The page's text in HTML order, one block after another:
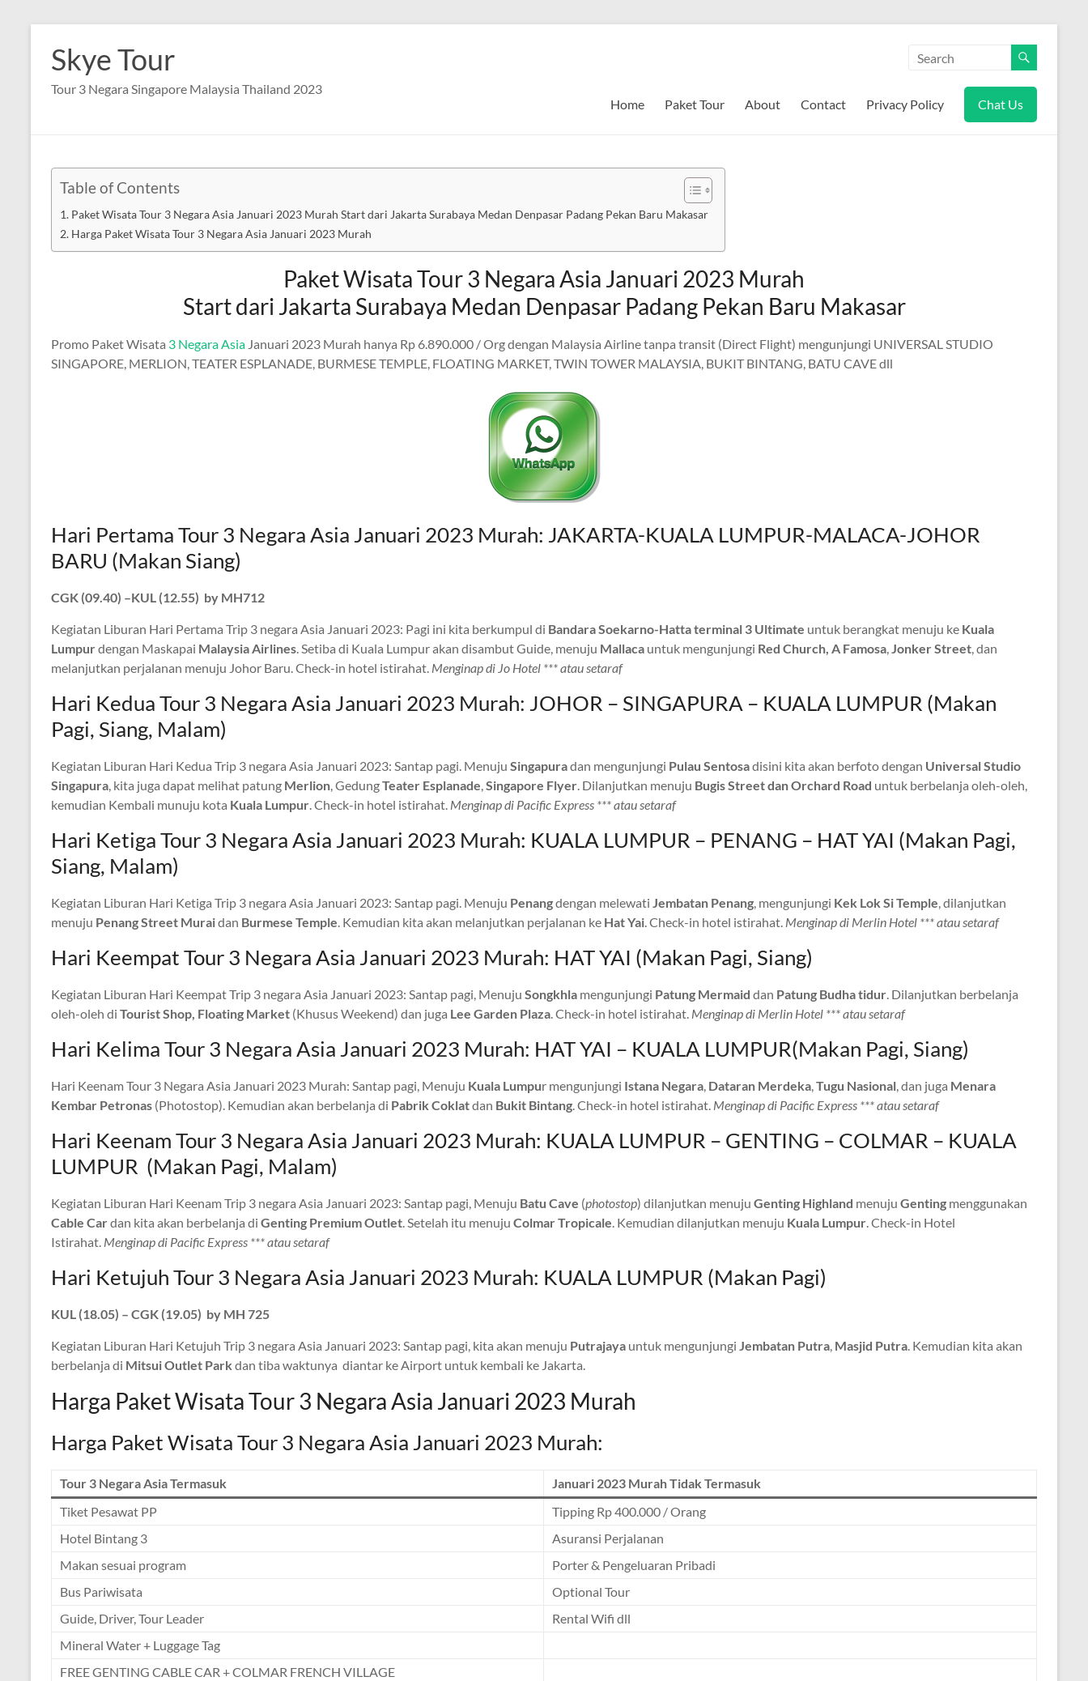
content
Skye Tour
Tour 3 Negara Singapore Malaysia Thailand 2023
Home
Paket Tour About Contact Privacy Policy Chat Us
Table of Contents
Paket Wisata Tour 3 Negara Asia Januari 2023 Murah Start dari Jakarta Surabaya Medan Denpasar Padang Pekan Baru Makasar
Harga Paket Wisata Tour 3 Negara Asia Januari 2023 Murah
Paket Wisata Tour 3 Negara Asia Januari 2023 Murah
Start dari Jakarta Surabaya Medan Denpasar Padang Pekan Baru Makasar
Promo Paket Wisata 3 Negara Asia Januari 2023 Murah hanya Rp 6.890.000 / Org dengan Malaysia Airline tanpa transit (Direct Flight) mengunjungi UNIVERSAL STUDIO
SINGAPORE, MERLION, TEATER ESPLANADE, BURMESE TEMPLE, FLOATING MARKET, TWIN TOWER MALAYSIA, BUKIT BINTANG, BATU CAVE dll
Hari Pertama Tour 3 Negara Asia Januari 2023 Murah: JAKARTA-KUALA LUMPUR-MALACA-JOHOR
BARU (Makan Siang)
CGK (09.40) –KUL (12.55) by MH712
Kegiatan Liburan Hari Pertama Trip 3 negara Asia Januari 2023: Pagi ini kita berkumpul di Bandara Soekarno-Hatta terminal 3 Ultimate untuk berangkat menuju ke Kuala
Lumpurdengan Maskapai Malaysia Airlines. Setiba di Kuala Lumpur akan disambut Guide, menuju Mallaca untuk mengunjungi Red Church, A Famosa,Jonker Street, dan
melanjutkan perjalanan menuju Johor Baru. Check-in hotel istirahat. Menginap di Jo Hotel *** atau setaraf
Hari Kedua Tour 3 Negara Asia Januari 2023 Murah: JOHOR – SINGAPURA – KUALA LUMPUR (Makan
Pagi, Siang, Malam)
Kegiatan Liburan Hari Kedua Trip 3 negara Asia Januari 2023: Santap pagi. Menuju Singapuradan mengunjungi Pulau Sentosadisini kita akan berfoto dengan Universal Studio
Singapura, kita juga dapat melihat patung Merlion, GedungTeater Esplanade,Singapore Flyer. Dilanjutkan menuju Bugis Streetdan Orchard Road untuk berbelanja oleh-oleh,
kemudian Kembali munuju kota Kuala Lumpur. Check-in hotel istirahat. Menginap di Pacific Express *** atau setaraf
Hari Ketiga Tour 3 Negara Asia Januari 2023 Murah: KUALA LUMPUR – PENANG – HAT YAI (Makan Pagi,
Siang, Malam)
Kegiatan Liburan Hari Ketiga Trip 3 negara Asia Januari 2023: Santap pagi. Menuju Penangdengan melewati Jembatan Penang, mengunjungi Kek Lok Si Temple, dilanjutkan
menuju Penang Street Muraidan Burmese Temple. Kemudian kita akan melanjutkan perjalanan ke Hat Yai. Check-in hotel istirahat. Menginap di Merlin Hotel *** atau setaraf
Hari Keempat Tour 3 Negara Asia Januari 2023 Murah: HAT YAI (Makan Pagi, Siang)
Kegiatan Liburan Hari Keempat Trip 3 negara Asia Januari 2023: Santap pagi, Menuju Songkhla mengunjungi Patung Mermaid dan Patung Budha tidur. Dilanjutkan berbelanja
oleh-oleh di Tourist Shop, Floating Market (Khusus Weekend) dan juga Lee Garden Plaza. Check-in hotel istirahat. Menginap di Merlin Hotel *** atau setaraf
Hari Kelima Tour 3 Negara Asia Januari 2023 Murah: HAT YAI – KUALA LUMPUR(Makan Pagi, Siang)
Hari Keenam Tour 3 Negara Asia Januari 2023 Murah: Santap pagi, Menuju Kuala Lumpur mengunjungi Istana Negara, Dataran Merdeka,Tugu Nasional, dan juga Menara
Kembar Petronas (Photostop). Kemudian akan berbelanja di Pabrik Coklatdan Bukit Bintang. Check-in hotel istirahat. Menginap di Pacific Express *** atau setaraf
Hari Keenam Tour 3 Negara Asia Januari 2023 Murah: KUALA LUMPUR – GENTING – COLMAR – KUALA
LUMPUR (Makan Pagi, Malam)
Kegiatan Liburan Hari Keenam Trip 3 negara Asia Januari 2023: Santap pagi, Menuju Batu Cave (photostop) dilanjutkan menuju Genting Highland menuju Genting menggunakan
Cable Cardan kita akan berbelanja di Genting Premium Outlet. Setelah itu menuju Colmar Tropicale. Kemudian dilanjutkan menuju Kuala Lumpur. Check-in Hotel
Istirahat. Menginap di Pacific Express *** atau setaraf
Hari Ketujuh Tour 3 Negara Asia Januari 2023 Murah: KUALA LUMPUR (Makan Pagi)
KUL (18.05) – CGK (19.05) by MH 725
Kegiatan Liburan Hari Ketujuh Trip 3 negara Asia Januari 2023: Santap pagi, kita akan menuju Putrajaya untuk mengunjungi Jembatan Putra, Masjid Putra. Kemudian kita akan
berbelanja di Mitsui Outlet Park dan tiba waktunya diantar ke Airport untuk kembali ke Jakarta.
Harga Paket Wisata Tour 3 Negara Asia Januari 2023 Murah
Harga Paket Wisata Tour 3 Negara Asia Januari 2023 Murah:
Tour 3 Negara Asia Termasuk
Januari 2023 Murah Tidak Termasuk
Tiket Pesawat PP
Tipping Rp 400.000 / Orang
Hotel Bintang 3
Asuransi Perjalanan
Makan sesuai program
Porter & Pengeluaran Pribadi
Bus Pariwisata
Optional Tour
Guide, Driver, Tour Leader
Rental Wifi dll
Mineral Water + Luggage Tag
FREE GENTING CABLE CAR + COLMAR FRENCH VILLAGE